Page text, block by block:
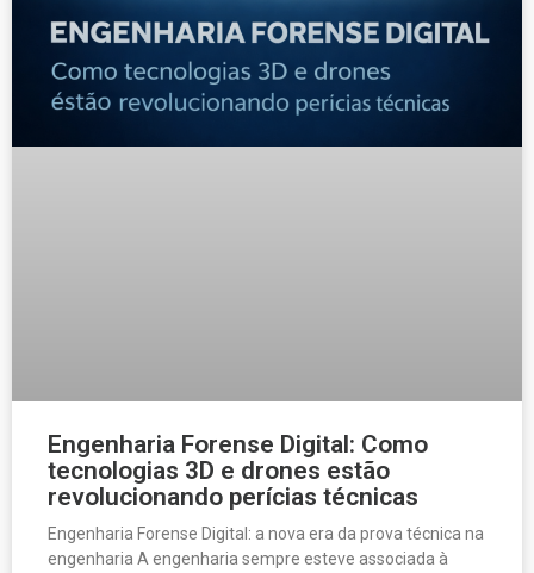
Engenharia Forense Digital: Como
tecnologias 3D e drones estão
revolucionando perícias técnicas
Engenharia Forense Digital: a nova era da prova técnica na
engenharia A engenharia sempre esteve associada à